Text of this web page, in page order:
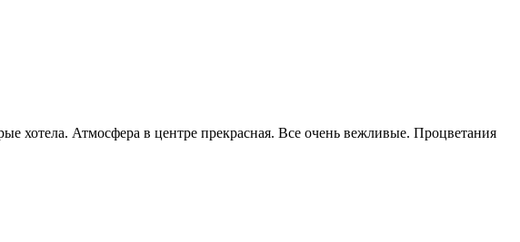
хотела. Атмосфера в центре прекрасная. Все очень вежливые. Процветания